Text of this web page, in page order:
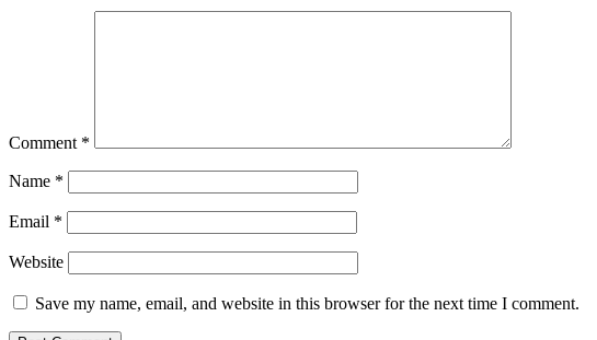
Comment *
Name *
Email *
Website
Save my name, email, and website in this browser for the next time I comment.